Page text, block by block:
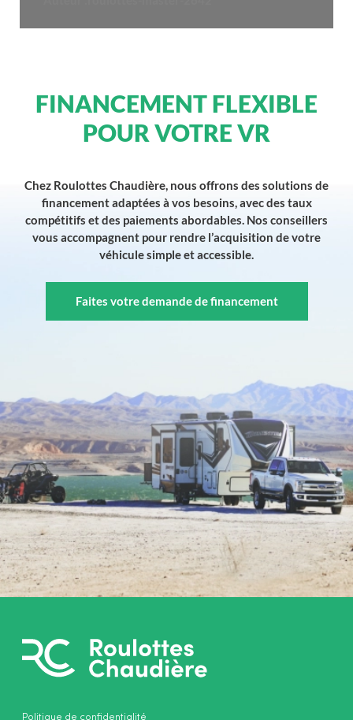
FINANCEMENT FLEXIBLE
POUR VOTRE VR
Chez Roulottes Chaudière, nous offrons des solutions de
financement adaptées à vos besoins, avec des taux
compétitifs et des paiements abordables. Nos conseillers
vous accompagnent pour rendre l’acquisition de votre
véhicule simple et accessible.
Faites votre demande de financement
Politique de confidentialité